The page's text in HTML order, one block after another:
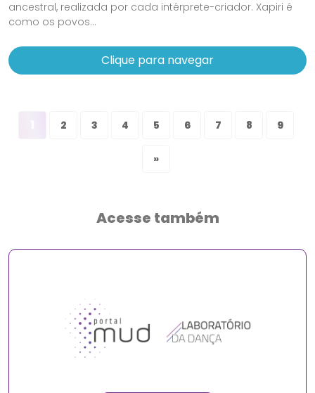
ancestral, realizada por cada intérprete-criador. Xapiri é
como os povos...
Clique para navegar
2 3 4 5 6 7 8 9
»
Acesse também